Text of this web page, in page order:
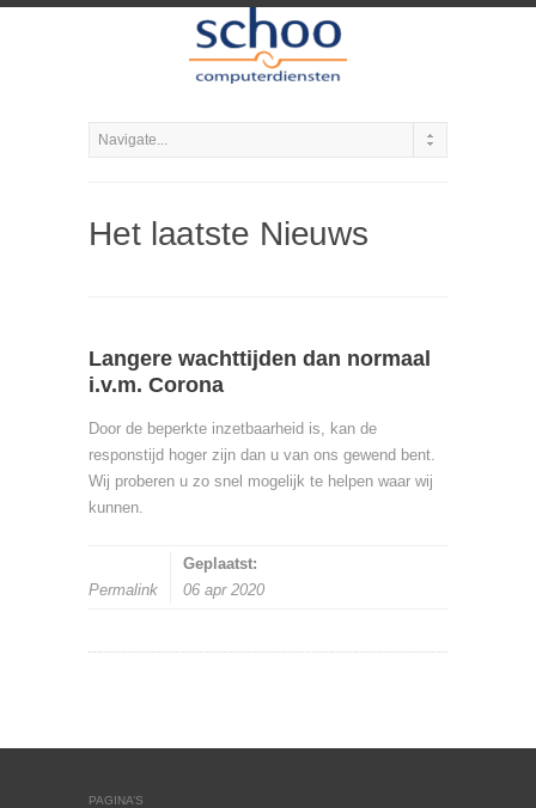
Het laatste Nieuws
Langere wachttijden dan normaal
i.v.m. Corona
Door de beperkte inzetbaarheid is, kan de
responstijd hoger zijn dan u van ons gewend bent.
Wij proberen u zo snel mogelijk te helpen waar wij
kunnen.
Permalink
Geplaatst:
06 apr 2020
PAGINA’S